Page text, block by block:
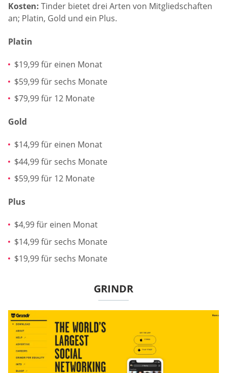
Kosten: Tinder bietet drei Arten von Mitgliedschaften
an; Platin, Gold und ein Plus.
Platin
$19,99 für einen Monat
$59,99 für sechs Monate
$79,99 für 12 Monate
Gold
$14,99 für einen Monat
$44,99 für sechs Monate
$59,99 für 12 Monate
Plus
$4,99 für einen Monat
$14,99 für sechs Monate
$19,99 für sechs Monate
GRINDR